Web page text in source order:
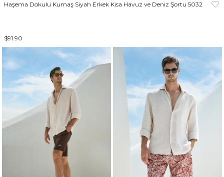
Haşema Dokulu Kumaş Siyah Erkek Kısa Havuz ve Deniz Şortu 5032
$91.90